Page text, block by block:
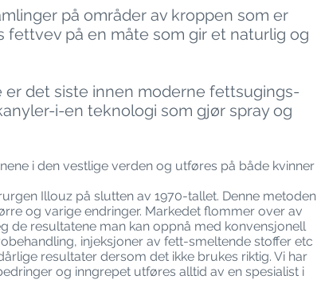
på områder av kroppen som er
på en måte som gir et naturlig og
er det siste innen moderne fettsugings-
i-en teknologi som gjør spray og
i den vestlige verden og utføres på både kvinner
Illouz på slutten av 1970-tallet. Denne metoden
og varige endringer. Markedet flommer over av
de resultatene man kan oppnå med konvensjonell
injeksjoner av fett-smeltende stoffer etc
resultater dersom det ikke brukes riktig. Vi har
og inngrepet utføres alltid av en spesialist i